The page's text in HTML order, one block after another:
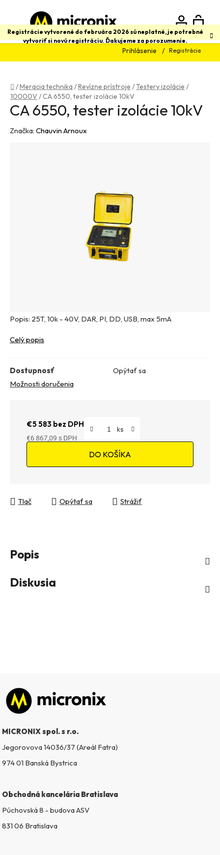
obsah
Registrácie vytvorené do februára 2026 sú neplatné, je potrebné
vytvoriť si novú registráciu. Ďakujeme za porozumenie.
Prihlásenie Registrácia
Hľadať
Domov
/Meracia technika /Revízne prístroje /Testery izolácie /
10000V /CA 6550, tester izolácie 10kV
Popis: 25T, 10k - 40V, DAR, PI, DD, USB, max 5mA
Celý popis
Dostupnosť
Opýtať sa
Možnosti doručenia
€5 583 bez DPH
€6 867,09
DO KOŠÍKA
Tlač Opýtať sa Strážiť
CA 6550, tester izolácie 10kV
Značka: Chauvin Arnoux
Popis
Diskusia
Zápätie
MICRONIX spol. s r.o.
Jegorovova 14036/37 (Areál Fatra)
974 01 Banská Bystrica
Obchodná kancelária Bratislava
Púchovská 8 - budova ASV
831 06 Bratislava